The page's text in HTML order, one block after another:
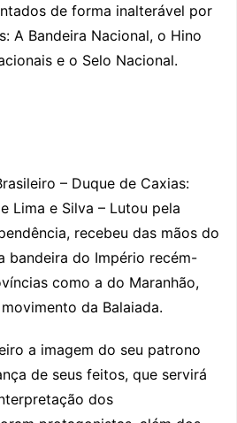
de forma inalterável por
A Bandeira Nacional, o Hino
e o Selo Nacional.
– Duque de Caxias:
Lima e Silva – Lutou pela
recebeu das mãos do
bandeira do Império recém-
como a do Maranhão,
da Balaiada.
a imagem do seu patrono
de seus feitos, que servirá
dos